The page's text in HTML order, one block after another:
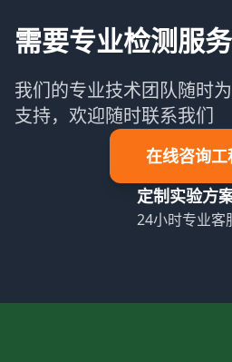
需要专业检测服务
我们的专业技术团队随时
支持，欢迎随时联系我们
在线咨询工
定制实验方
24小时专业客